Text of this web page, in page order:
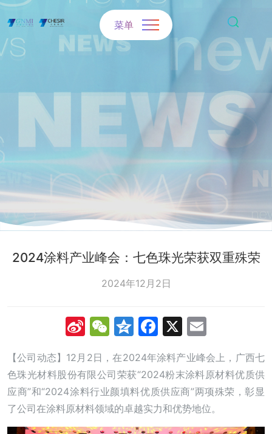
菜单
2024涂料产业峰会：七色珠光荣获双重殊荣
2024年12月2日
SinaWeChat
Qzone
Facebook
X
【公司动态】12月2日，在2024年涂料产业峰会上，广西七
色珠光材料股份有限公司荣获“2024粉末涂料原材料优质供
应商”和“2024涂料行业颜填料优质供应商”两项殊荣，彰显
了公司在涂料原材料领域的卓越实力和优势地位。